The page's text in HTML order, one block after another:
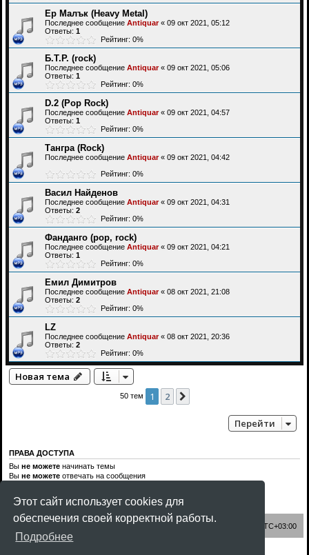
Этот сайт использует cookies для
обеспечения своей корректной работы.
Подробнее
Ер Малък (Heavy Metal)
Последнее сообщение Antiquar« 09 окт 2021, 05:12
Ответы: 1
Рейтинг: 0%
Б.Т.Р. (rock)
Последнее сообщение Antiquar« 09 окт 2021, 05:06
Ответы: 1
Рейтинг: 0%
D.2 (Pop Rock)
Последнее сообщение Antiquar« 09 окт 2021, 04:57
Ответы: 1
Рейтинг: 0%
Тангра (Rock)
Последнее сообщение Antiquar« 09 окт 2021, 04:42
Рейтинг: 0%
Васил Найденов
Последнее сообщение Antiquar« 09 окт 2021, 04:31
Ответы: 2
Рейтинг: 0%
Фанданго (pop, rock)
Последнее сообщение Antiquar« 09 окт 2021, 04:21
Ответы: 1
Рейтинг: 0%
Емил Димитров
Последнее сообщение Antiquar« 08 окт 2021, 21:08
Ответы: 2
Рейтинг: 0%
LZ
Последнее сообщение Antiquar« 08 окт 2021, 20:36
Ответы: 2
Рейтинг: 0%
Новая тема
50 тем 1 2
Перейти
ПРАВА ДОСТУПА
Вы не можете начинать темы
Вы не можете отвечать на сообщения
не можете
Вы не можете добавлять вложения
UTC+03:00